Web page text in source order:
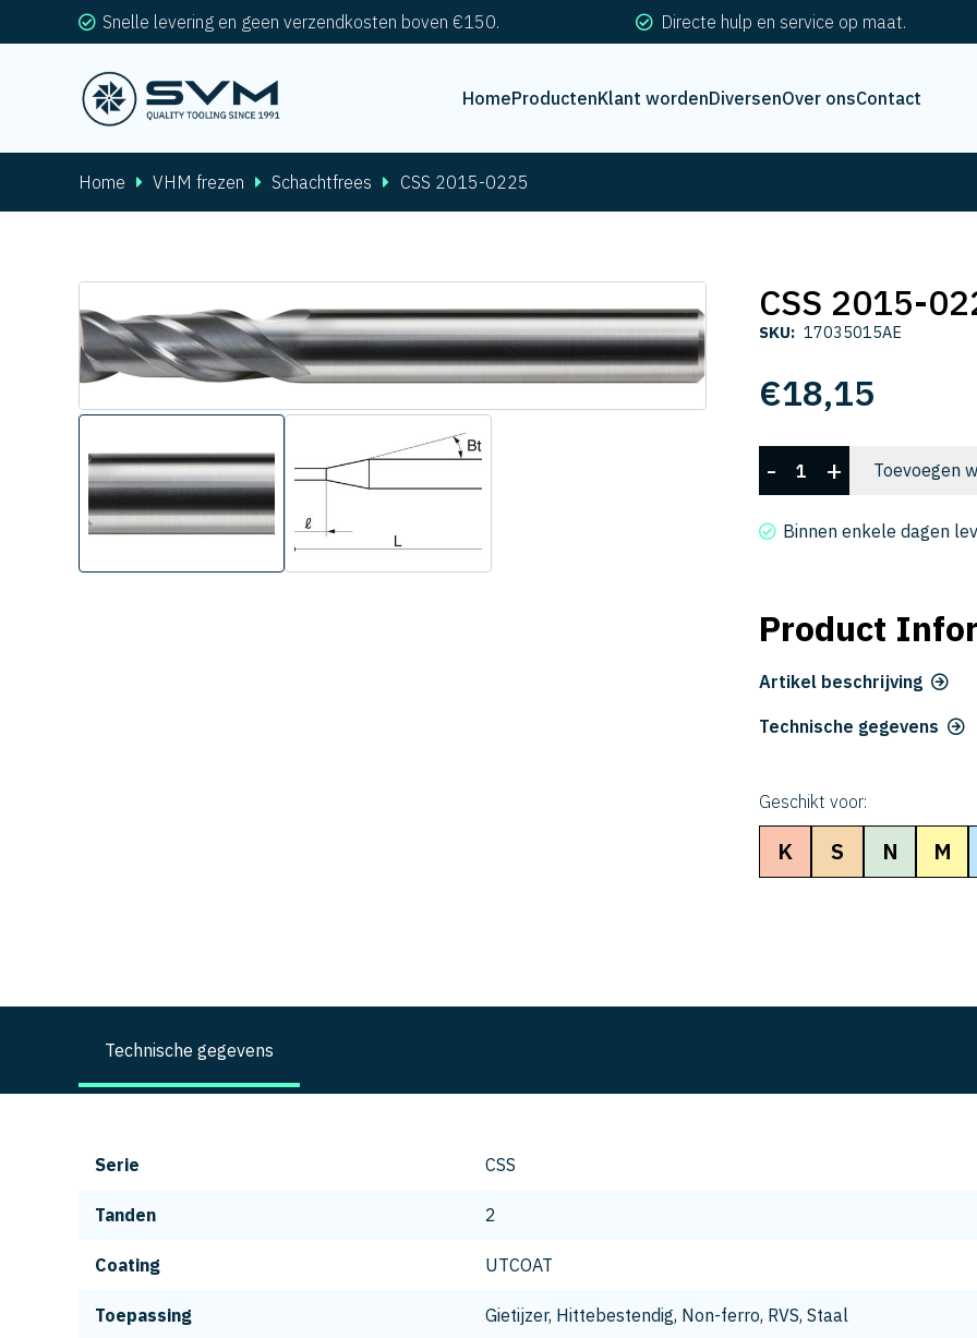
Snelle levering en geen verzendkosten boven €150. Directe hulp en service op maat.
HomeProductenKlant wordenDiversenOver onsContact
Home VHM frezen Schachtfrees CSS 2015-0225
CSS 2015-
SKU: 17035015AE
€18,15
2015-
0225
- + Toevoegen
Binnen enkele dagen
Product
Artikel beschrijving
Technische gegevens
Geschikt voor:
K S N M
Technische gegevens
Serie CSS
Tanden 2
Coating UTCOAT
Toepassing Gietijzer, Hittebestendig, Non-ferro, RVS, Staal